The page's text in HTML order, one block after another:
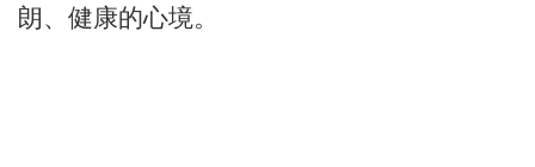
朗、健康的心境。